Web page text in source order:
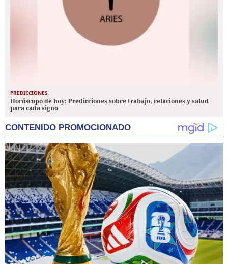
PREDICCIONES
Horóscopo de hoy: Predicciones sobre trabajo, relaciones y salud
para cada signo
CONTENIDO PROMOCIONADO